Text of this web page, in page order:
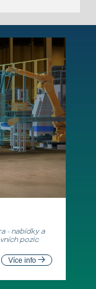
- nabídky a
pozic
Více info